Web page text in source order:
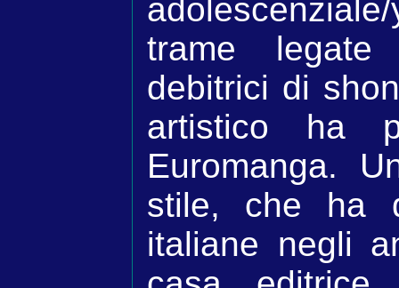
trame legate
debitrici di
artistico ha
Euromanga.
stile, che ha
italiane negli